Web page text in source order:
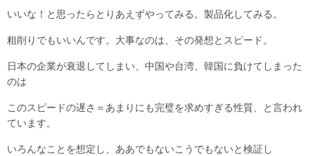
いいな！と思ったらとりあえずやってみる。製品化してみる。
粗削りでもいいんです。大事なのは、その発想とスピード。
日本の企業が衰退してしまい、中国や台湾、韓国に負けてしまった
のは
このスピードの遅さ＝あまりにも完璧を求めすぎる性質、と言われ
ています。
いろんなことを想定し、ああでもないこうでもないと検証し